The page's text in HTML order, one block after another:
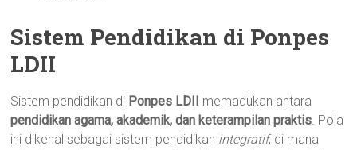
Sistem Pendidikan di Ponpes
LDII
Sistem pendidikan di Ponpes LDII memadukan antara
pendidikan agama, akademik, dan keterampilan praktis. Pola
ini dikenal sebagai sistem pendidikan integratif, di mana